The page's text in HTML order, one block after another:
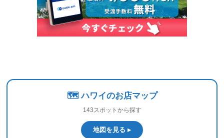
🗺️ ハワイのお店マップ
143スポットから探す
地図を見る ▸